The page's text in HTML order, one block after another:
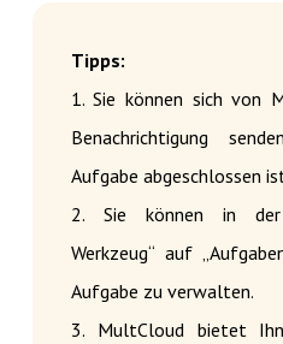
Tipps:
1. Sie können sich von
Benachrichtigung
Aufgabe abgeschlossen
2. Sie können in der
Werkzeug“ auf
Aufgabe zu verwalten.
3. MultCloud bietet